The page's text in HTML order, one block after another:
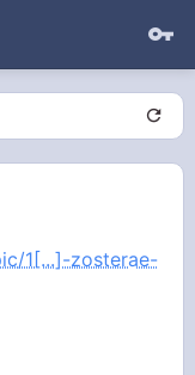
1[...]-zosterae-